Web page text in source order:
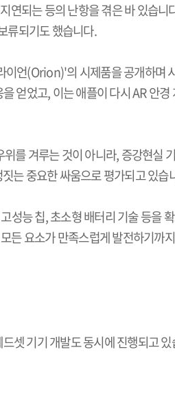
연되는 등의 난항을 겪은 바 있습니
류되기도 했습니다.
이언(Orion)'의 시제품을 공개하며
얻었고,이는 애플이 다시AR안경
를 겨루는 것이 아니라,증강현실
는 중요한 싸움으로 평가되고 있습
고성능 칩,초소형 배터리 기술 등을
든 요소가 만족스럽게 발전하기까
셋 기기 개발도 동시에 진행되고